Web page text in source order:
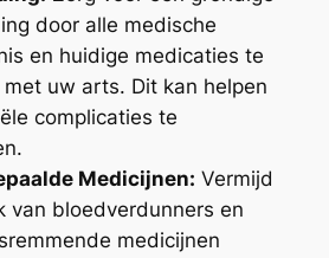
door alle medische
en huidige medicaties te
uw arts. Dit kan helpen
complicaties te
Medicijnen: Vermijd
van bloedverdunners en
medicijnen